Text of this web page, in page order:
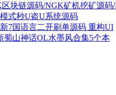
块链源码/NGK矿机挖矿源
式秒U盗U系统源码
7国语言二开刷单源码 重构UI
蜀山神话OL水墨风合集5个本